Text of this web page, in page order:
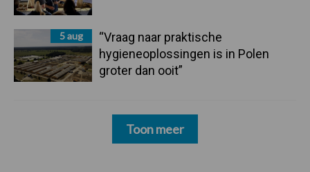
5 aug
“Vraag naar praktische
hygieneoplossingen is in Polen
groter dan ooit”
Toon meer